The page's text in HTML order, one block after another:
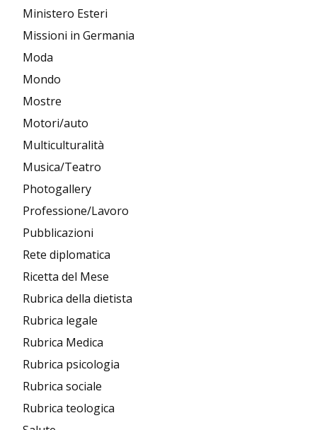
Ministero Esteri
Missioni in Germania
Moda
Mondo
Mostre
Motori/auto
Multiculturalità
Musica/Teatro
Photogallery
Professione/Lavoro
Pubblicazioni
Rete diplomatica
Ricetta del Mese
Rubrica della dietista
Rubrica legale
Rubrica Medica
Rubrica psicologia
Rubrica sociale
Rubrica teologica